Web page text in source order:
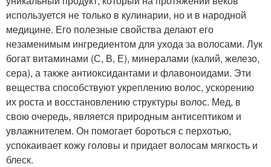
используется не только в кулинарии, но и в народной
медицине. Его полезные свойства делают его
незаменимым ингредиентом для ухода за волосами. Лук
богат витаминами (С, В, Е), минералами (калий, железо,
сера), а также антиоксидантами и флавоноидами. Эти
вещества способствуют укреплению волос, ускорению
их роста и восстановлению структуры волос. Мед, в
свою очередь, является природным антисептиком и
увлажнителем. Он помогает бороться с перхотью,
успокаивает кожу головы и придает волосам мягкость и
блеск.